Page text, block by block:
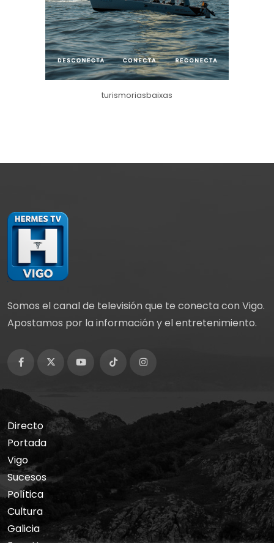
turismoriasbaixas
Somos el canal de televisión que te conecta con Vigo.
Apostamos por la información y el entretenimiento.
Directo
Portada
Vigo
Sucesos
Política
Cultura
Galicia